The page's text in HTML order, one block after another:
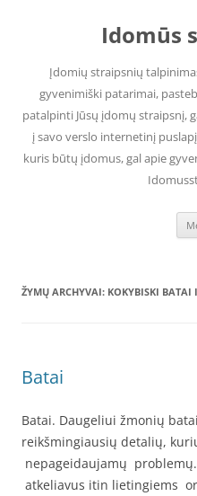
Idomūs
Įdomių straipsnių
gyvenimiški patarimai,
patalpinti Jūsų įdomų straipsnį,
į savo verslo internetinį
kuris būtų įdomus, gal apie
ŽYMŲ ARCHYVAI: KOKYBISKI BATAI
Batai
Batai. Daugeliui žmonių
reikšmingiausių detalių,
nepageidaujamų
atkeliavus itin lietingiems